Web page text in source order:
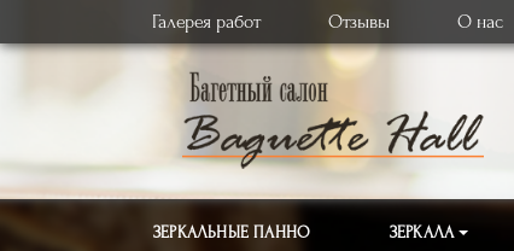
Галерея работ Отзывы О нас
ЗЕРКАЛЬНЫЕ ПАННО ЗЕРКАЛА